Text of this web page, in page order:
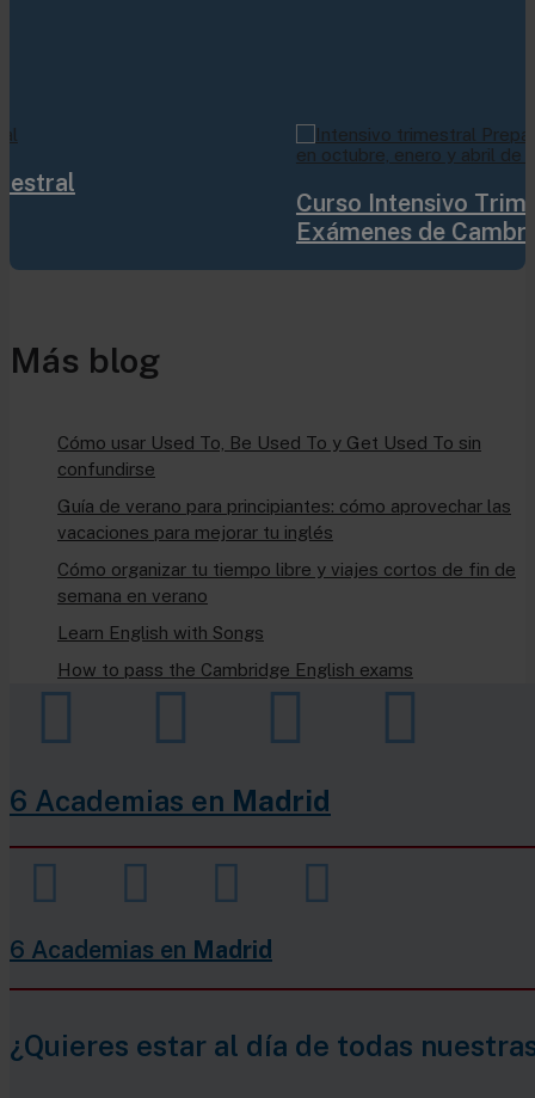
Curso Intensivo Trimestral Preparación
Más blog
Cómo usar Used To, Be Used To y Get Used To sin
confundirse
Guía de verano para principiantes: cómo aprovechar las
vacaciones para mejorar tu inglés
Cómo organizar tu tiempo libre y viajes cortos de fin de
semana en verano
Learn English with Songs
How to pass the Cambridge English exams
6 Academias en Madrid
6 Academias en Madrid
¿Quieres estar al día de todas